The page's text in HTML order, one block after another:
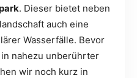
. Dieser bietet neben
auch eine
Wasserfälle. Bevor
nahezu unberührter
wir noch kurz in